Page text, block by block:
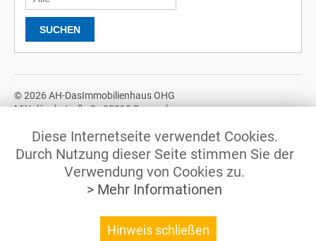
© 2026 AH-DasImmobilienhaus OHG
Mittelöschstraße 3 - 88213 Ravensburg
© 2026 AH-DasImmobilienhaus GbR
Mittelöschstraße 3 - 88213 Ravensburg
Tel.: +49 (0)751 / 370 678 12
Diese Internetseite verwendet Cookies.
Durch Nutzung dieser Seite stimmen Sie der
Verwendung von Cookies zu.
> Mehr Informationen
Hinweis schließen